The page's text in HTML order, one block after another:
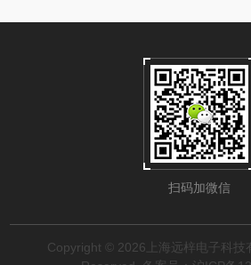
扫码加微信
Copyright © 2026上海远梓电子科技